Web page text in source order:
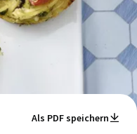
Als PDF speichern